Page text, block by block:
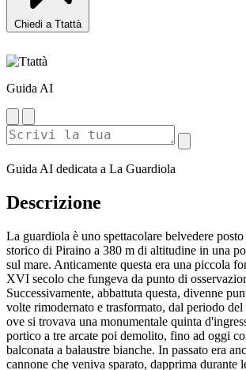
Chiedi a Ttattà
Guida AI
Guida AI dedicata a La Guardiola
Descrizione
La guardiola è uno spettacolare belvedere
storico di Piraino a 380 m di altitudine in una
sul mare. Anticamente questa era una piccola
XVI secolo che fungeva da punto di
Successivamente, abbattuta questa, divenne
volte rimodernato e trasformato, dal periodo del
ove si trovava una monumentale quinta
portico a tre arcate poi demolito, fino ad oggi
balconata a balaustre bianche. In passato era
cannone che veniva sparato, dapprima durante